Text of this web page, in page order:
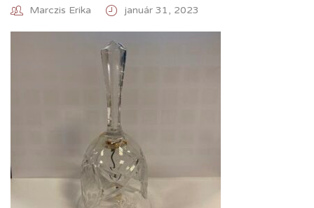
Marczis Erika január 31, 2023